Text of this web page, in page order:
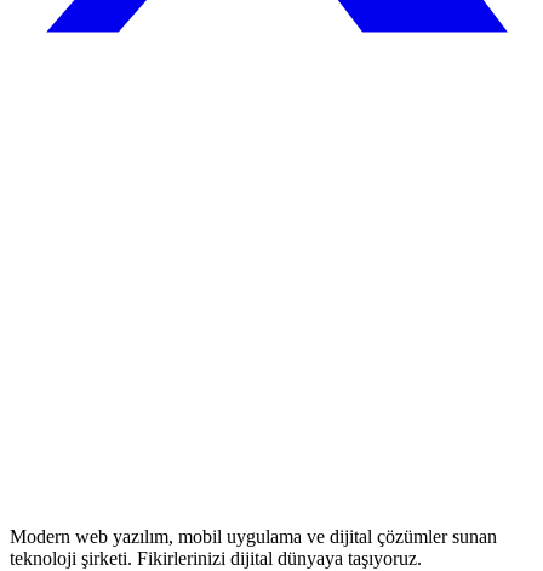
Modern web yazılım, mobil uygulama ve dijital çözümler sunan
teknoloji şirketi. Fikirlerinizi dijital dünyaya taşıyoruz.